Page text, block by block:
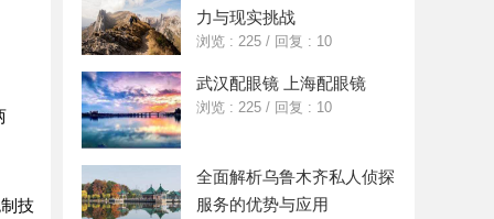
技
力与现实挑战
浏览 : 225 / 回复 : 10
武汉配眼镜 上海配眼镜
浏览 : 225 / 回复 : 10
全面解析乌鲁木齐私人侦探
服务的优势与应用